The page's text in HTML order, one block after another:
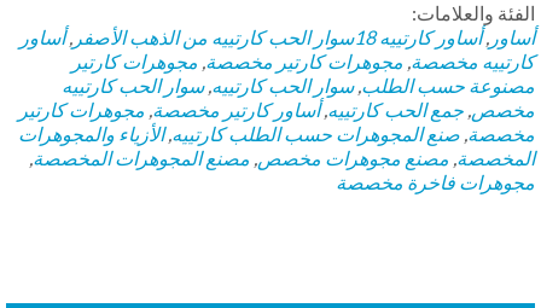
والعلامات:
,أساور كارتييه18سوار الحب كارتييه من الذهب الأصفر ,أساور
مخصصة,مجوهرات كارتير مخصصة,مجوهرات كارتير
حسب الطلب,سوار الحب كارتييه,سوار الحب كارتييه
,جمع الحب كارتييه,أساور كارتير مخصصة,مجوهرات كارتير
,صنع المجوهرات حسب الطلب كارتييه,الأزياء والمجوهرات
,مصنع مجوهرات مخصص,مصنع المجوهرات المخصصة,
فاخرة مخصصة